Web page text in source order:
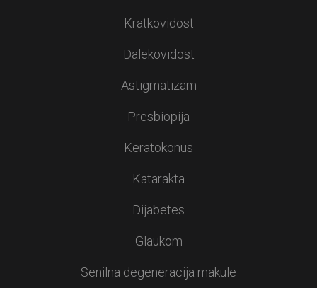
Kratkovidost
Dalekovidost
Astigmatizam
Presbiopija
Keratokonus
Katarakta
Dijabetes
Glaukom
Senilna degeneracija makule